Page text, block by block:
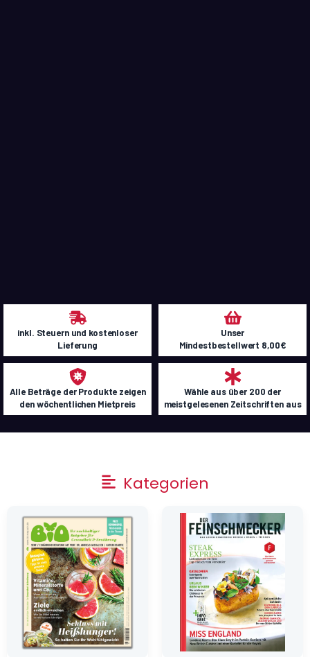
inkl. Steuern und kostenloser
Lieferung
Unser
Mindestbestellwert 8,00€
Alle Beträge der Produkte zeigen
den wöchentlichen Mietpreis
Wähle aus über 200 der
meistgelesenen Zeitschriften aus
Main
Menu
Kategorien
war:
5,90 €
ist:
0,35 €.
Ursprünglicher
Preis
war:
13,90 €
Aktueller
Preis
ist:
2,30 €.